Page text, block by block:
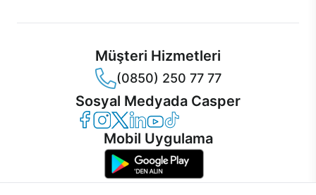
Müşteri Hizmetleri
(0850) 250 77 77
Sosyal Medyada Casper
Casper Facebook
Casper Instagram
Casper Twitter
Casper LinkedIn
Casper YouTube
Casper TikTok
Mobil Uygulama